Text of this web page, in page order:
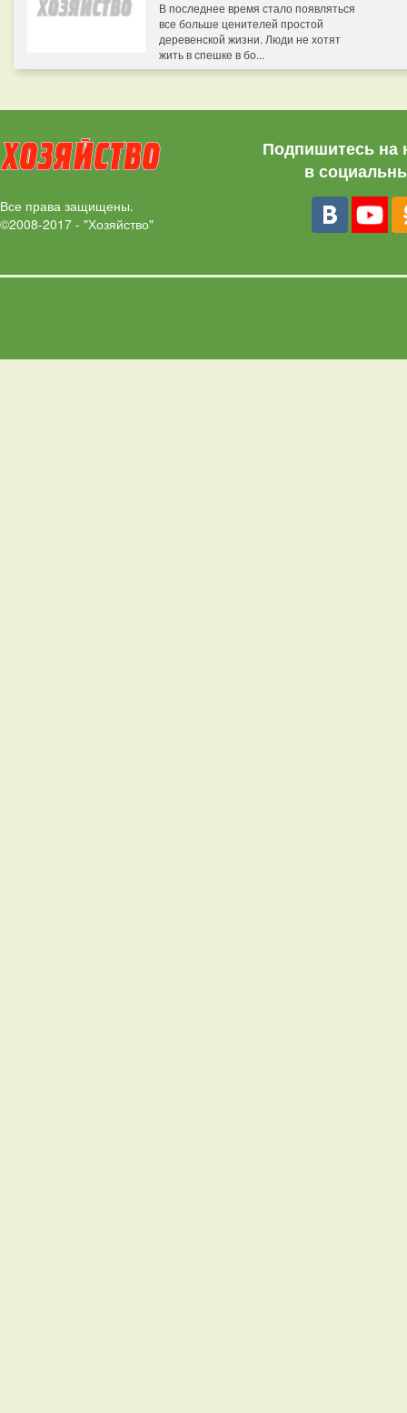
В последнее время стало появляться
все больше ценителей простой
деревенской жизни. Люди не хотят
жить в спешке в бо...
Все права защищены.
©2008-2017 - "Хозяйство"
Подпишитесь на
в